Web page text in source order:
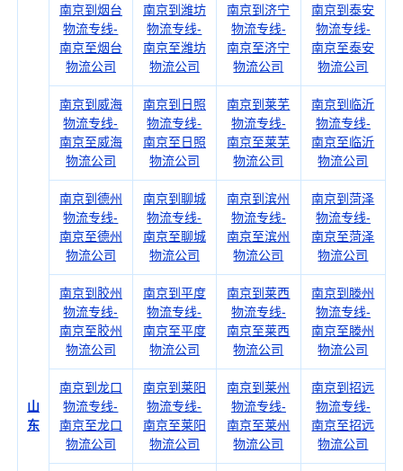
山
东
南京到烟台
物流专线-
南京至烟台
物流公司
南京到潍坊
物流专线-
南京至潍坊
物流公司
南京到济宁
物流专线-
南京至济宁
物流公司
南京到泰安
物流专线-
南京至泰安
物流公司
南京到威海
物流专线-
南京至威海
物流公司
南京到日照
物流专线-
南京至日照
物流公司
南京到莱芜
物流专线-
南京至莱芜
物流公司
南京到临沂
物流专线-
南京至临沂
物流公司
南京到德州
物流专线-
南京至德州
物流公司
南京到聊城
物流专线-
南京至聊城
物流公司
南京到滨州
物流专线-
南京至滨州
物流公司
南京到菏泽
物流专线-
南京至菏泽
物流公司
南京到胶州
物流专线-
南京至胶州
物流公司
南京到平度
物流专线-
南京至平度
物流公司
南京到莱西
物流专线-
南京至莱西
物流公司
南京到滕州
物流专线-
南京至滕州
物流公司
南京到龙口
物流专线-
南京至龙口
物流公司
南京到莱阳
物流专线-
南京至莱阳
物流公司
南京到莱州
物流专线-
南京至莱州
物流公司
南京到招远
物流专线-
南京至招远
物流公司